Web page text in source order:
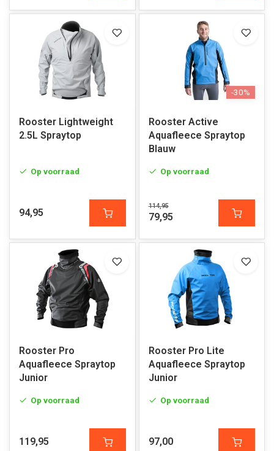
Rooster Lightweight
2.5L Spraytop
Op voorraad
94,95
-30%
Rooster Active
Aquafleece Spraytop
Blauw
Op voorraad
114,95
79,95
Rooster Pro
Aquafleece Spraytop
Junior
Op voorraad
119,95
Rooster Pro Lite
Aquafleece Spraytop
Junior
Op voorraad
97,00